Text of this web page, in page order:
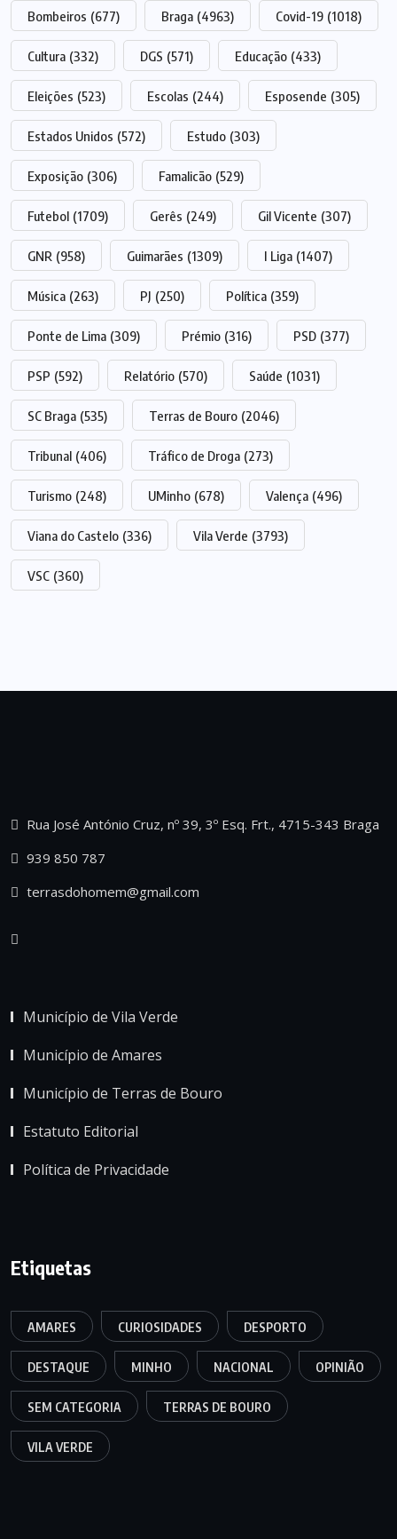
Bombeiros (677) Braga (4963) Covid-19 (1018)
Cultura (332) DGS (571) Educação (433)
Eleições (523) Escolas (244) Esposende (305)
Estados Unidos (572) Estudo (303)
Exposição (306) Famalicão (529)
Futebol (1709) Gerês (249) Gil Vicente (307)
GNR (958) Guimarães (1309) I Liga (1407)
Música (263) PJ (250) Política (359)
Ponte de Lima (309) Prémio (316) PSD (377)
PSP (592) Relatório (570) Saúde (1031)
SC Braga (535) Terras de Bouro (2046)
Tribunal (406) Tráfico de Droga (273)
Turismo (248) UMinho (678) Valença (496)
Viana do Castelo (336) Vila Verde (3793)
VSC (360)
Rua José António Cruz, nº 39, 3º Esq. Frt., 4715-343 Braga
939 850 787
terrasdohomem@gmail.com
Município de Vila Verde
Município de Amares
Município de Terras de Bouro
Estatuto Editorial
Política de Privacidade
Etiquetas
AMARES CURIOSIDADES DESPORTO
DESTAQUE MINHO NACIONAL OPINIÃO
SEM CATEGORIA TERRAS DE BOURO
VILA VERDE